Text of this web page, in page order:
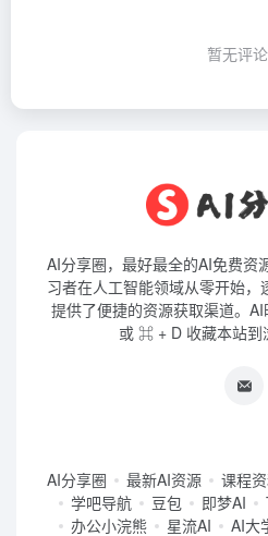
暂无评
AI分享圈，最好最全的AI免费资
习者在人工智能领域从零开始，
提供了便捷的资源获取渠道。
或 ⌘ + D 收藏本站
AI分享圈 最新AI资源 课程
学吧导航
豆包 即梦AI
办公小浣熊
星流AI AI大